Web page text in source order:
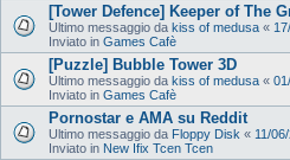
[Tower Defence] Keeper of The
Ultimo messaggio da kiss of medusa «
Inviato in Games Cafè
[Puzzle] Bubble Tower 3D
Ultimo messaggio da kiss of medusa «
Inviato in Games Cafè
Pornostar e AMA su Reddit
Ultimo messaggio da Floppy Disk « 11/
Inviato in New Ifix Tcen Tcen